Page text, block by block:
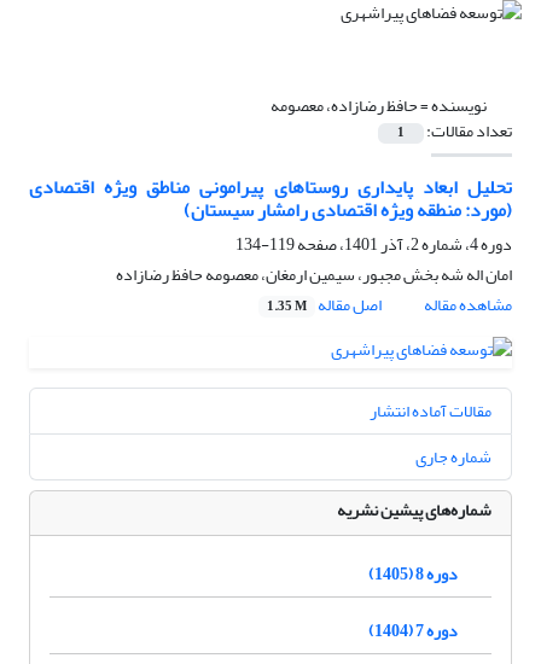
نویسنده =حافظ رضازاده، معصومه
تعداد مقالات: 1
تحلیل ابعاد پایداری روستاهای پیرامونی مناطق ویژه اقتصادی
(مورد: منطقه ویژه اقتصادی رامشار سیستان)
دوره 4، شماره 2، آذر 1401، صفحه
119-134
امان اله شه بخش مجبور، سیمین ارمغان، معصومه حافظ رضازاده
مشاهده مقاله
اصل مقاله 1.35 M
مقالات آماده انتشار
شماره جاری
شماره‌های پیشین نشریه
دوره 8 (1405)
دوره 7 (1404)